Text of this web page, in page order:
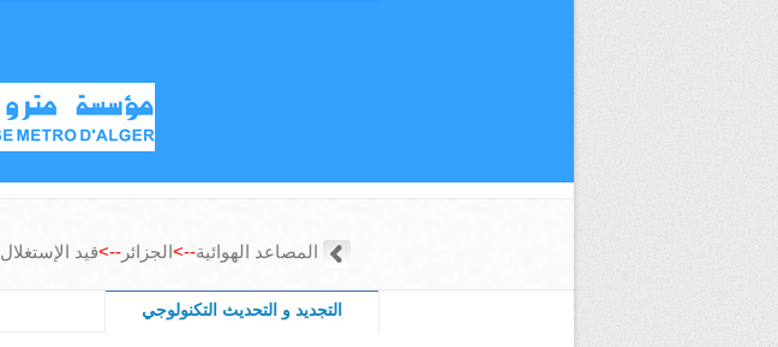
المصاعد الهوائية-->الجزائر -->قيد الإستغلال
التجديد و التحديث التكنولوجي